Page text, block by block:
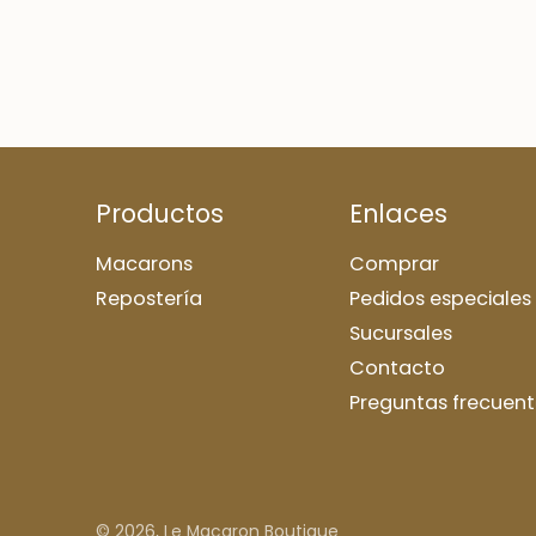
Productos
Macarons
Repostería
Enlaces
Comprar
Pedidos especiales
Sucursales
Contacto
Preguntas